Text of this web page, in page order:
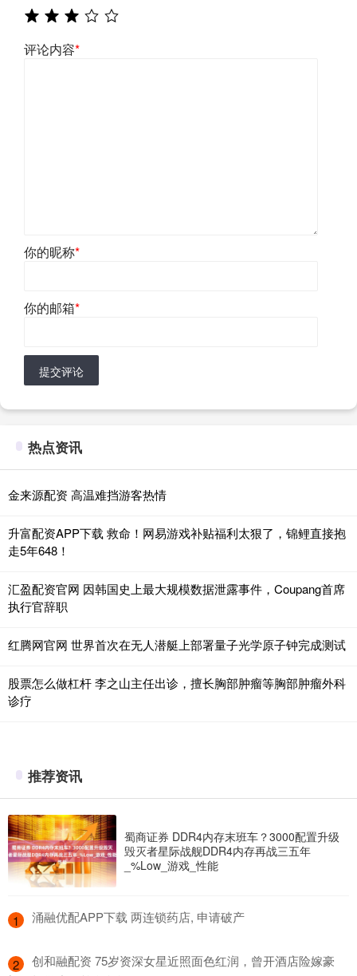
评论内容*
你的昵称*
你的邮箱*
提交评论
热点资讯
金来源配资 高温难挡游客热情
升富配资APP下载 救命！网易游戏补贴福利太狠了，锦鲤直接抱
走5年648！
汇盈配资官网 因韩国史上最大规模数据泄露事件，Coupang首席
执行官辞职
红腾网官网 世界首次在无人潜艇上部署量子光学原子钟完成测试
股票怎么做杠杆 李之山主任出诊，擅长胸部肿瘤等胸部肿瘤外科
诊疗
推荐资讯
蜀商证券 DDR4内存末班车？3000配置升级
毁灭者星际战舰DDR4内存再战三五年
_%Low_游戏_性能
1 ​涌融优配APP下载 两连锁药店, 申请破产
2
​创和融配资 75岁资深女星近照面色红润，曾开酒店险嫁豪